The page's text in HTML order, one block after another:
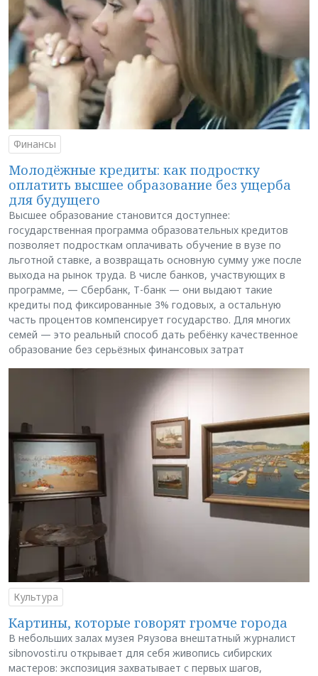
Финансы
Молодёжные кредиты: как подростку
оплатить высшее образование без ущерба
для будущего
Высшее образование становится доступнее:
государственная программа образовательных кредитов
позволяет подросткам оплачивать обучение в вузе по
льготной ставке, а возвращать основную сумму уже после
выхода на рынок труда. В числе банков, участвующих в
программе, — Сбербанк, Т-банк — они выдают такие
кредиты под фиксированные 3% годовых, а остальную
часть процентов компенсирует государство. Для многих
семей — это реальный способ дать ребёнку качественное
образование без серьёзных финансовых затрат
Культура
Картины, которые говорят громче города
В небольших залах музея Ряузова внештатный журналист
sibnovosti.ru открывает для себя живопись сибирских
мастеров: экспозиция захватывает с первых шагов,